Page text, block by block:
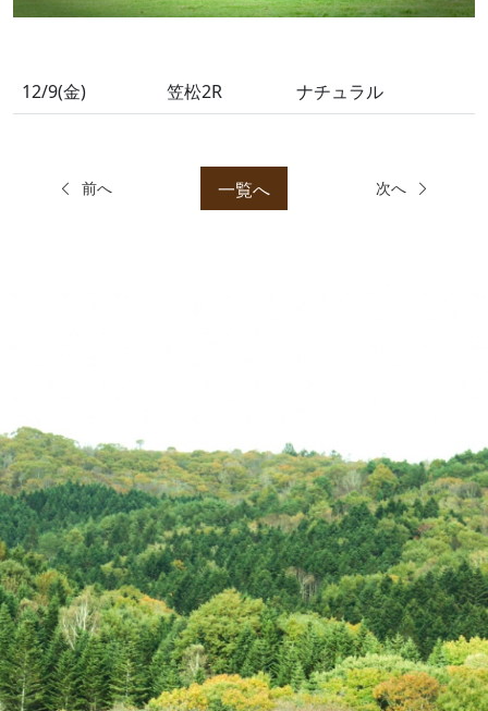
12/9(金) 笠松2R ナチュラル
前へ 一覧へ 次へ